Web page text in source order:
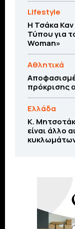
Lifestyle
Η Τσάκα
Τύπου για
Woman»
Αθλητικά
πρόκρισης
Ελλάδα
Κ.
είναι άλλο